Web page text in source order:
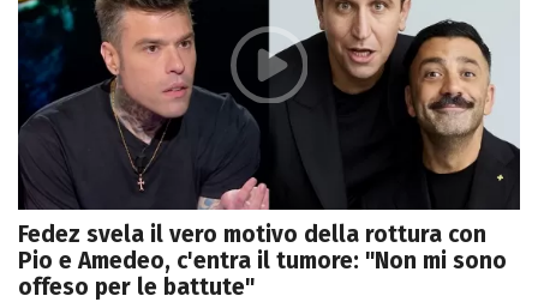
Fedez svela il vero motivo della rottura con
Pio e Amedeo, c'entra il tumore: "Non mi sono
offeso per le battute"